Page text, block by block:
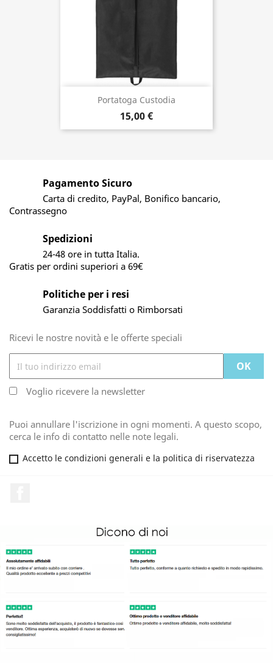
Portatoga Custodia
15,00 €
Pagamento Sicuro
Carta di credito, PayPal, Bonifico bancario,
Contrassegno
Spedizioni
24-48 ore in tutta Italia.
Gratis per ordini superiori a 69€
Politiche per i resi
Garanzia Soddisfatti o Rimborsati
Ricevi le nostre novità e le offerte speciali
Voglio ricevere la newsletter
Puoi annullare l'iscrizione in ogni momenti. A questo scopo,
cerca le info di contatto nelle note legali.
Accetto le condizioni generali e la politica di riservatezza